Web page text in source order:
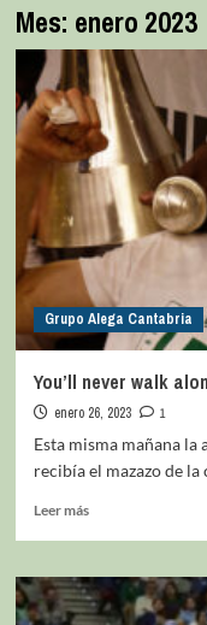
Mes: enero 2023
Grupo Alega Cantabria
You’ll never walk
enero 26, 2023
1
Esta misma mañana
recibía el mazazo de
Leer más